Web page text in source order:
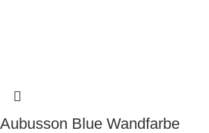
Aubusson Blue Wandfarbe